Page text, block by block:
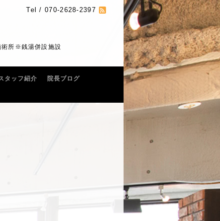
Tel / 070-2628-2397
所※銭湯併設施設
タッフ紹介
院長ブログ